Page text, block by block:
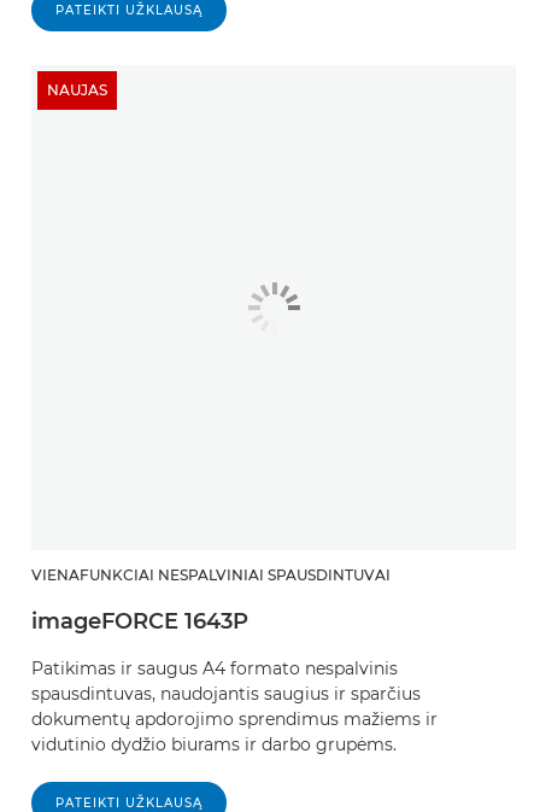
PATEIKTI UŽKLAUSĄ
NAUJAS
VIENAFUNKCIAI NESPALVINIAI SPAUSDINTUVAI
imageFORCE 1643P
Patikimas ir saugus A4 formato nespalvinis
spausdintuvas, naudojantis saugius ir sparčius
dokumentų apdorojimo sprendimus mažiems ir
vidutinio dydžio biurams ir darbo grupėms. ​
PATEIKTI UŽKLAUSĄ